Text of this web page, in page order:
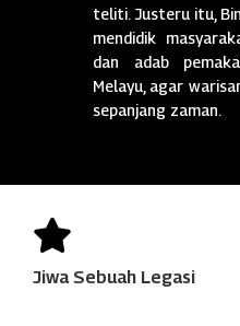
teliti. Justeru itu,
mendidik
dan adab
Melayu, agar
sepanjang zaman.

Jiwa Sebuah Legasi